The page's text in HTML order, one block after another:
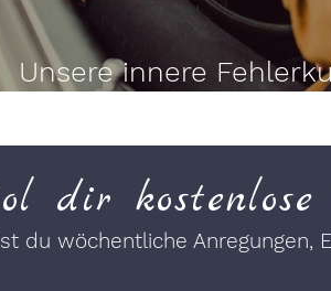
Unsere innere
dir
du wöchentliche Anregungen,